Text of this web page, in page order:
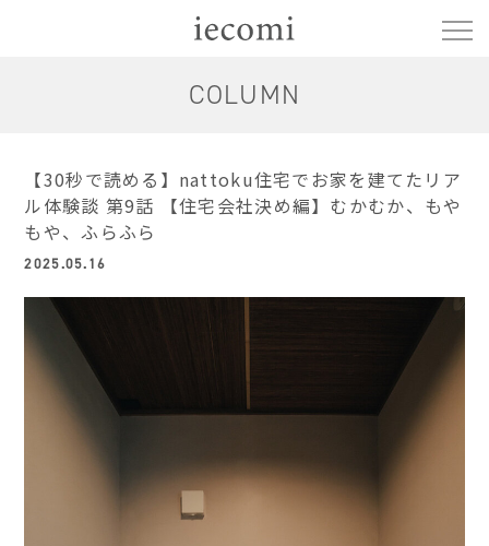
COLUMN
【30秒で読める】nattoku住宅でお家を建てたリア
ル体験談 第9話 【住宅会社決め編】むかむか、もや
もや、ふらふら
2025.05.16